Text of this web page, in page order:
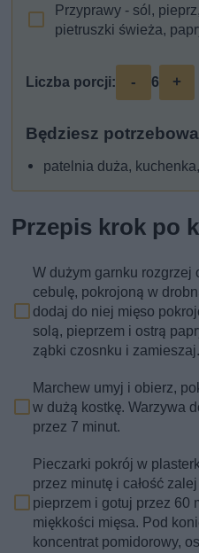
Przyprawy - sól,
pietruszki świeża,
Liczba porcji: - 6 +
Będziesz
patelnia duża,
Przepis krok po
W dużym garnku
cebulę, pokrojoną w
dodaj do niej mięso
solą, pieprzem i ostrą
ząbki czosnku i zamieszaj.
Marchew umyj i obierz,
w dużą kostkę. Warzywa
przez 7 minut.
Pieczarki pokrój w
przez minutę i całość
pieprzem i gotuj przez 60
miękkości mięsa. Pod
koncentrat pomidorowy,